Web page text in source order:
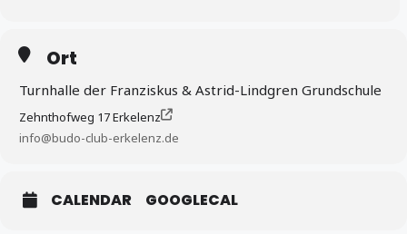
Ort
Turnhalle der Franziskus & Astrid-Lindgren Grundschule
Zehnthofweg 17 Erkelenz
info@budo-club-erkelenz.de
CALENDAR GOOGLECAL